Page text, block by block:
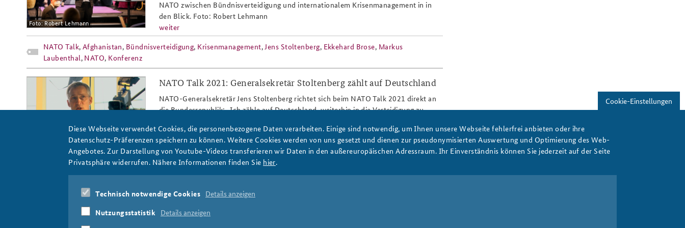
Praktika an der BAKS Anfahrt
Arbeitskreis "Junge
Sicherheitspolitiker"
Das Sicherheitspolitische
Foto: Robert Lehmann
NATO zwischen Bündnisverteidigung und internationalem Krisenmanagement in in
den Blick. Foto: Robert Lehmann
weiter
NATO Talk, Afghanistan, Bündnisverteidigung, Krisenmanagement,Jens Stoltenberg, Ekkehard Brose, Markus
Laubenthal, NATO, Konferenz
nato_talk_2021_sg_stoltenberg_rede.pngNATO Talk 2021: Generalsekretär Stoltenberg zählt auf Deutschland
NATO-Generalsekretär Jens Stoltenberg richtet sich beim NATO Talk 2021 direkt an
die Bundesrepublik: „Ich zähle auf Deutschland, weiterhin in die Verteidigung zu
Stoltenbergs Rede im Video.
weiter
NATO Talk,Livestream,NATO-Generalsekretär,Jens Stoltenberg,Christian Schmidt,Ekkehard Brose
Cookie-Einstellungen
Diese Webseite verwendet Cookies, die personenbezogene Daten verarbeiten. Einige sind notwendig, um Ihnen unsere Webseite fehlerfrei anbieten oder ihre
Datenschutz-Präferenzen speichern zu können. Weitere Cookies werden von uns gesetzt und dienen zur pseudonymisierten Auswertung und Optimierung des Web-
Angebotes. Zur Darstellung von Youtube-Videos transferieren wir Daten in den außereuropäischen Adressraum. Ihr Einverständnis können Sie jederzeit auf der Seite
Privatsphäre widerrufen. Nähere Informationen finden Sie hier.
Technisch notwendige Cookies Details anzeigen
Nutzungsstatistik Details anzeigen